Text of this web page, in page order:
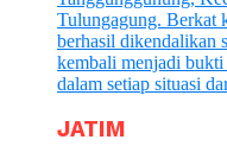
JATIM